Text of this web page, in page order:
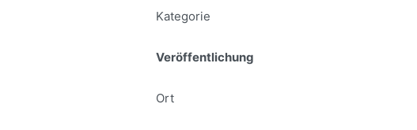
Kategorie
Veröffentlichung
Ort